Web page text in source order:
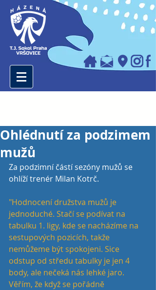
Ohlédnutí za podzimem
mužů
Za podzimní částí sezóny mužů se
ohlíží trenér Milan Kotrč.
"Hodnocení družstva mužů je
jednoduché. Stačí se podívat na
tabulku 1. ligy, kde se nacházíme na
sestupových pozicích, takže
nemůžeme být spokojeni. Sice
odstup od středu tabulky je jen 4
body, ale nečeká nás lehké jaro.
Věřím, že když se pořádně